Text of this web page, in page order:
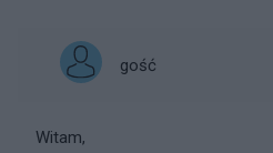
gość
Witam,